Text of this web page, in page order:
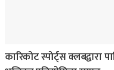
कारिकोट स्पोर्ट्स क्लबद्वारा